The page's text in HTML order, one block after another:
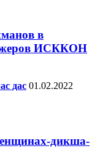
в
ИСККОН
дас 01.02.2022
дикша-